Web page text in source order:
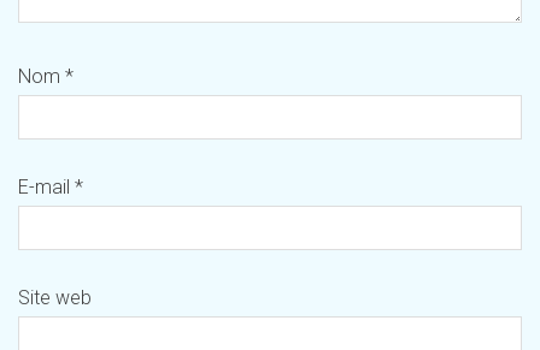
Nom *
E-mail *
Site web